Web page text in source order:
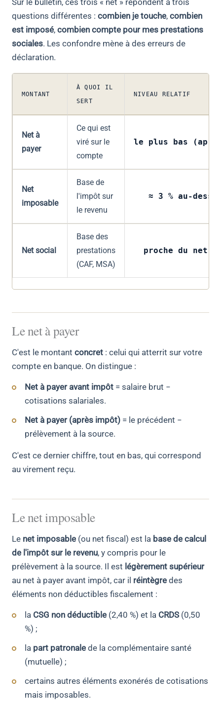
questions différentes : combien je touche, combien
est imposé, combien compte pour mes prestations
sociales. Les confondre mène à des erreurs de
déclaration.
MONTANT
À QUOI IL
SERT
NIVEAU RELATIF
Net à
payer
Ce qui est
viré sur le
compte
le plus bas
Net
imposable
Base de
l'impôt sur
le revenu
≈ 3 % au-
Net social
Base des
prestations
(CAF, MSA)
proche du net
Le net à payer
C'est le montant concret : celui qui atterrit sur votre
compte en banque. On distingue :
Net à payer avant impôt = salaire brut −
cotisations salariales.
Net à payer (après impôt) = le précédent −
prélèvement à la source.
C'est ce dernier chiffre, tout en bas, qui correspond
au virement reçu.
Le net imposable
Le net imposable (ou net fiscal) est la base de calcul
de l'impôt sur le revenu, y compris pour le
prélèvement à la source. Il est légèrement supérieur
au net à payer avant impôt, car il réintègre des
éléments non déductibles fiscalement :
la CSG non déductible (2,40 %) et la CRDS(0,50
%) ;
la part patronale de la complémentaire santé
(mutuelle) ;
certains autres éléments exonérés de cotisations
mais imposables.